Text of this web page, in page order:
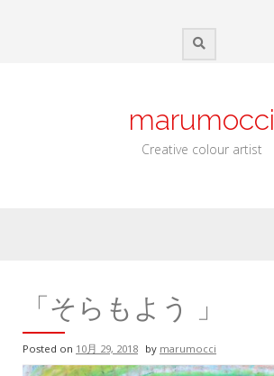
marumocci
Creative colour artist
「そらもよう 」
Posted on 10月 29, 2018 bymarumocci